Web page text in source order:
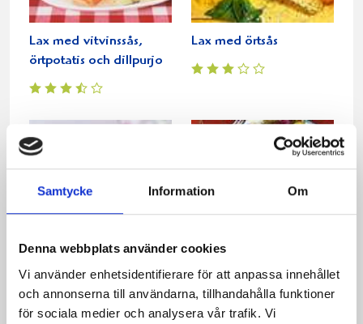
Samtycke Information Om
Denna webbplats använder cookies
Vi använder enhetsidentifierare för att anpassa innehållet
och annonserna till användarna, tillhandahålla funktioner
för sociala medier och analysera vår trafik. Vi
Lax med vitvinssås,
örtpotatis och dillpurjo
Lax med örtsås
Laxfrittata med spenat-
och fetadipp
Säsongens sallad